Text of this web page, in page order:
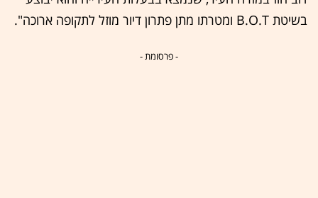
בשיטת B.O.T ומטרתו מתן פתרון דיור מוזל לתקופה ארוכה".
- פרסומת -